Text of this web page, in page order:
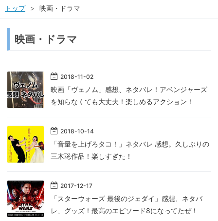
トップ > 映画・ドラマ
映画・ドラマ
2018-11-02
映画「ヴェノム」感想、ネタバレ！アベンジャーズ
を知らなくても大丈夫！楽しめるアクション！
2018-10-14
「音量を上げろタコ！」ネタバレ 感想。久しぶりの
三木聡作品！楽しすぎた！
2017-12-17
「スターウォーズ 最後のジェダイ」感想、ネタバ
レ、グッズ！最高のエピソード8になってたぜ！